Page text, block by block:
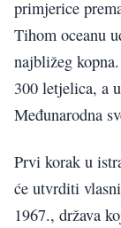
primjerice
Tihom oceanu
najbližeg
300 letjelica, a
Međunarodna
Prvi korak u
će utvrditi
1967., država